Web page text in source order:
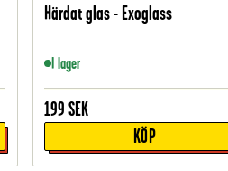
Härdat glas - Exoglass
I lager
199 SEK
KÖP